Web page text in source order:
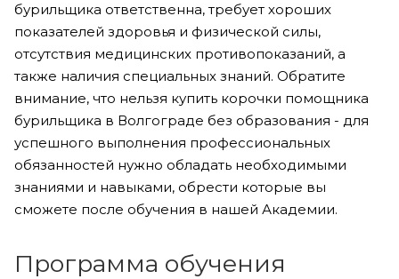
бурильщика ответственна, требует хороших
показателей здоровья и физической силы,
отсутствия медицинских противопоказаний, а
также наличия специальных знаний. Обратите
внимание, что нельзя купить корочки помощника
бурильщика в Волгограде без образования - для
успешного выполнения профессиональных
обязанностей нужно обладать необходимыми
знаниями и навыками, обрести которые вы
сможете после обучения в нашей Академии.
Программа обучения